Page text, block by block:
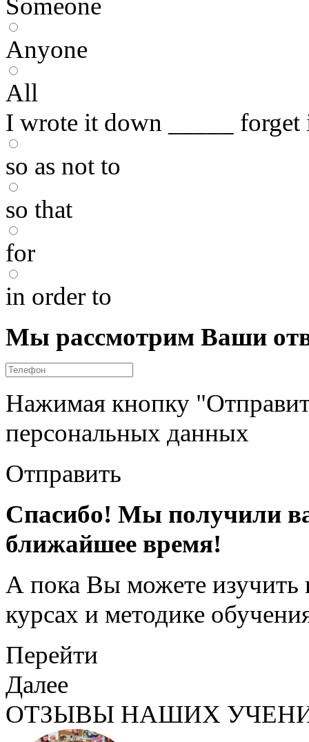
Someone
Anyone
All
I wrote it down _____ forget
so as not to
so that
for
in order to
Мы рассмотрим Ваши
Нажимая кнопку
персональных данных
Отправить
Спасибо! Мы получили
ближайшее время!
А пока Вы можете
курсах и методике
Перейти
Далее
ОТЗЫВЫ НАШИХ